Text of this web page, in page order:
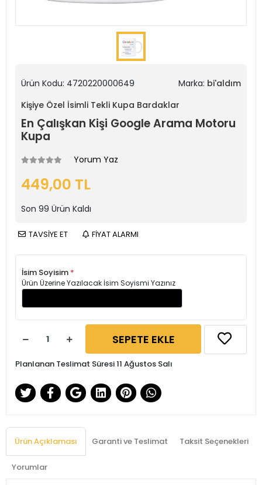
Ürün Kodu: 4720220000649 Marka: bi'aldım
Kişiye Özel İsimli Tekli Kupa Bardaklar
En Çalışkan Kişi Google Arama Motoru
Kupa
Yorum Yaz
449,00 TL
Son 99 Ürün Kaldı
TAVSİYE ET FİYAT ALARMI
İsim Soyisim *
Ürün Üzerine Yazılacak İsim Soyismi Yazınız
SEPETE EKLE
Planlanan Teslimat Süresi 11 Ağustos Salı
Ürün Açıklaması Garanti ve Teslimat Taksit Seçenekleri
Yorumlar